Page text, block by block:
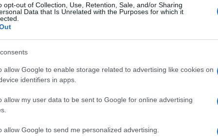
opt-out of Collection, Use, Retention, Sale, and/or Sharing
Data that Is Unrelated with the Purposes for which it
allow Google to enable storage related to advertising like cookies on
identifiers in apps.
allow my user data to be sent to Google for online advertising
allow Google to send me personalized advertising.
di Silvio Berlusconi
A aRocco Commisso
. Il numero uno del
da
l’unico leader dei partiti eletti in